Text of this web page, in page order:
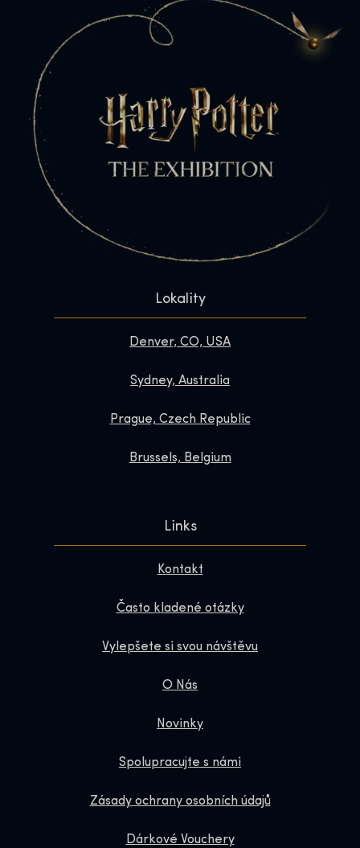
Lokality
Denver, CO, USA
Sydney, Australia
Prague, Czech Republic
Brussels, Belgium
Links
Kontakt
Často kladené otázky
Vylepšete si svou návštěvu
O Nás
Novinky
Spolupracujte s námi
Zásady ochrany osobních údajů
Dárkové Vouchery